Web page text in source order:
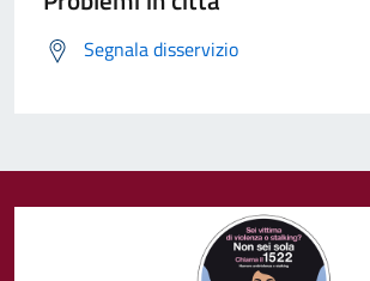
Segnala disservizio